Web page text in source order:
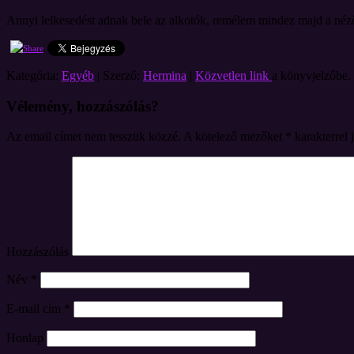
Annyi lelkesedést adnak bele az alkotók, remélem mindez majd a
Kategória: Egyéb | Szerző: Hermina | Közvetlen link a könyvjelzőbe.
Vélemény, hozzászólás?
Az email címet nem tesszük közzé. A kötelező mezőket * karakterrel
Hozzászólás
Név *
E-mail cím *
Honlap